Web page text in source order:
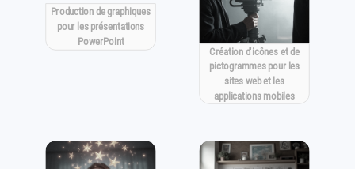
Production de graphiques
pour les présentations
PowerPoint
Création d'icônes et de
pictogrammes pour les
sites web et les
applications mobiles